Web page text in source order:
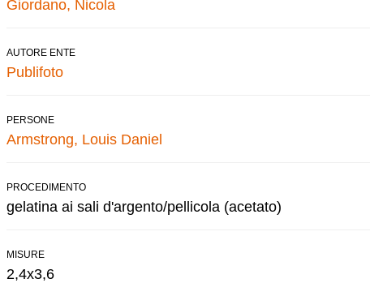
Giordano, Nicola
AUTORE ENTE
Publifoto
PERSONE
Armstrong, Louis Daniel
PROCEDIMENTO
gelatina ai sali d'argento/pellicola (acetato)
MISURE
2,4x3,6